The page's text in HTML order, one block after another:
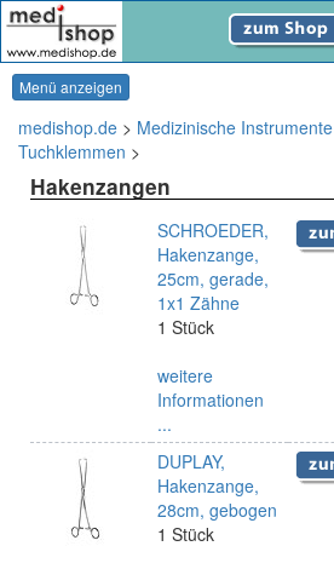
Menü anzeigen
medishop.de > Medizinische Instrumente
Tuchklemmen >
Hakenzangen
SCHROEDER,
Hakenzange,
25cm, gerade,
1x1 Zähne
1 Stück
weitere
Informationen
...
DUPLAY,
Hakenzange,
28cm, gebogen
1 Stück